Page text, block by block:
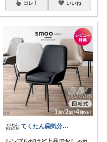
コレ いいね
てくたん🤗気分がアガる⤴インテリア雑貨